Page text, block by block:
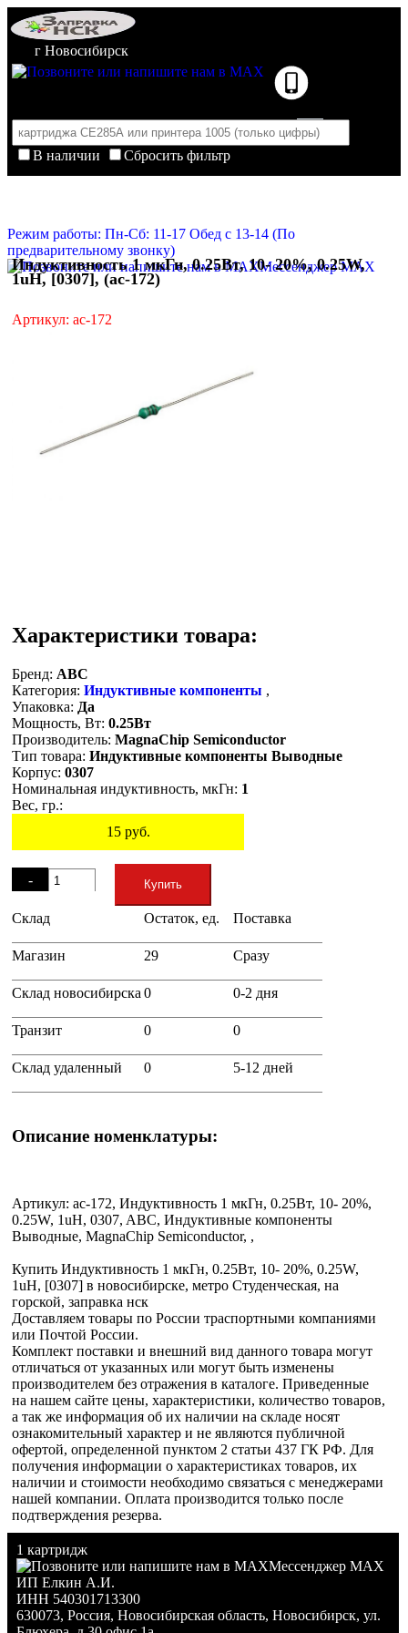
г Новосибирск
В наличии
Сбросить фильтр
Корзина пуста
Режим работы: Пн-Сб: 11-17 Обед с 13-14 (По
предварительному звонку)
Мессенджер MAX
Индуктивность 1 мкГн, 0.25Вт, 10- 20%, 0.25W,
1uH, [0307], (ac-172)
Артикул: ac-172
Характеристики товара:
Бренд: ABC
Категория: Индуктивные компоненты ,
Упаковка: Да
Мощность, Вт: 0.25Вт
Производитель: MagnaChip Semiconductor
Тип товара: Индуктивные компоненты Выводные
Корпус: 0307
Номинальная индуктивность, мкГн: 1
Вес, гр.:
15руб.
-
+
Купить
Склад Остаток, ед. Поставка
Магазин 29 Сразу
Склад новосибирска 0 0-2 дня
Транзит 0 0
Склад удаленный 0 5-12 дней
Описание номенклатуры:
Артикул: ac-172, Индуктивность 1 мкГн, 0.25Вт, 10- 20%,
0.25W, 1uH, 0307, ABC, Индуктивные компоненты
Выводные, MagnaChip Semiconductor, ,
Купить Индуктивность 1 мкГн, 0.25Вт, 10- 20%, 0.25W,
1uH, [0307] в новосибирске, метро Студенческая, на
горской, заправка нск
Доставляем товары по России траспортными компаниями
или Почтой России.
Комплект поставки и внешний вид данного товара могут
отличаться от указанных или могут быть изменены
производителем без отражения в каталоге. Приведенные
на нашем сайте цены, характеристики, количество товаров,
а так же информация об их наличии на складе носят
ознакомительный характер и не являются публичной
офертой, определенной пунктом 2 статьи 437 ГК РФ. Для
получения информации о характеристиках товаров, их
наличии и стоимости необходимо связаться с менеджерами
нашей компании. Оплата производится только после
подтверждения резерва.
1 картридж
Мессенджер MAX
ИП Елкин А.И.
ИНН 540301713300
630073, Россия, Новосибирская область, Новосибирск, ул.